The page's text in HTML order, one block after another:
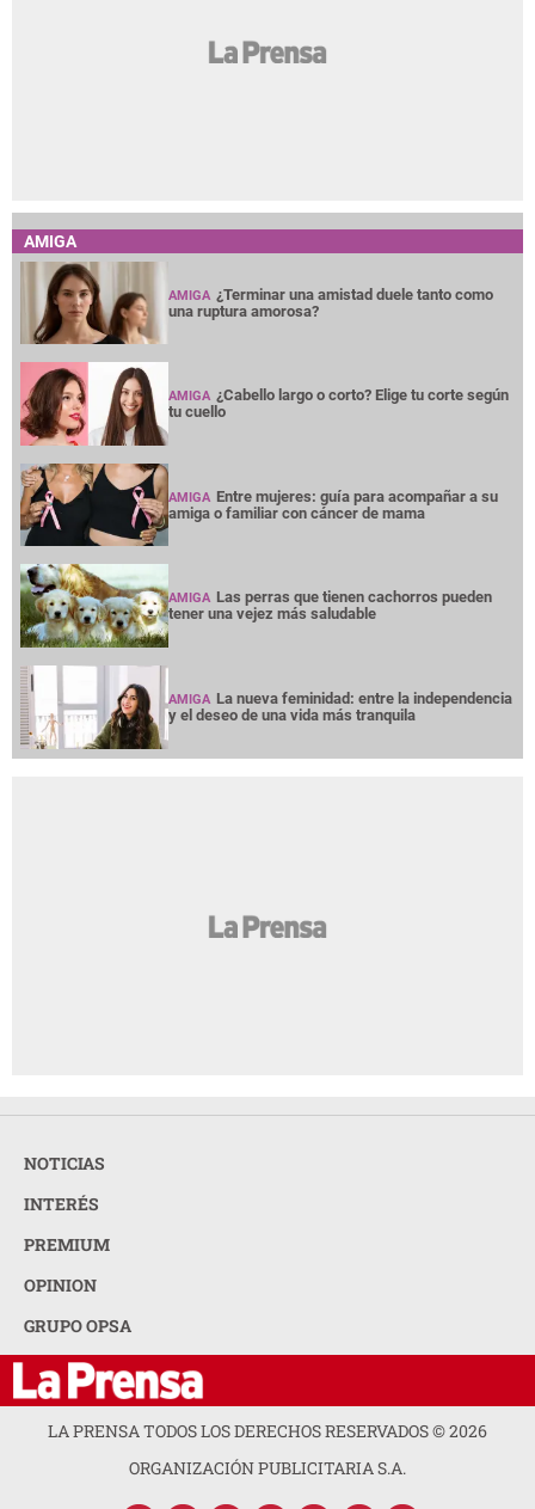
AMIGA
AMIGA ¿Terminar una amistad duele tanto como
una ruptura amorosa?
AMIGA ¿Cabello largo o corto? Elige tu corte según
tu cuello
AMIGA Entre mujeres: guía para acompañar a su
amiga o familiar con cáncer de mama
AMIGA Las perras que tienen cachorros pueden
tener una vejez más saludable
AMIGA La nueva feminidad: entre la independencia
y el deseo de una vida más tranquila
NOTICIAS
INTERÉS
PREMIUM
OPINION
GRUPO OPSA
LA PRENSA TODOS LOS DERECHOS RESERVADOS ©2026
ORGANIZACIÓN PUBLICITARIA S.A.